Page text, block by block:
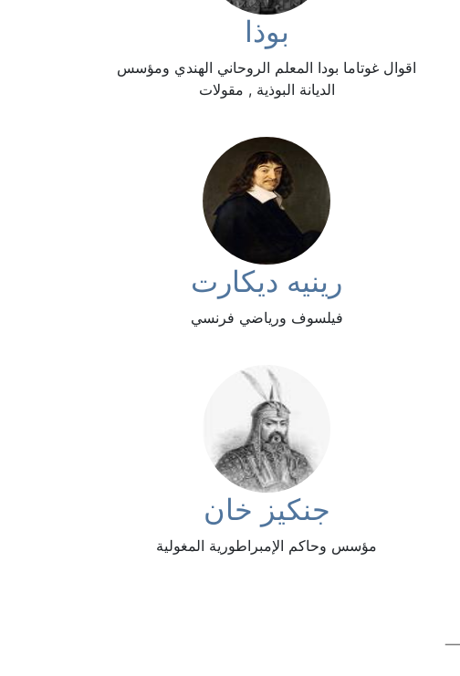
بوذا
اقوال غوتاما بودا المعلم الروحاني الهندي ومؤسس
الديانة البوذية , مقولات
رينيه ديكارت
فيلسوف ورياضي فرنسي
جنكيز خان
مؤسس وحاكم الإمبراطورية المغولية